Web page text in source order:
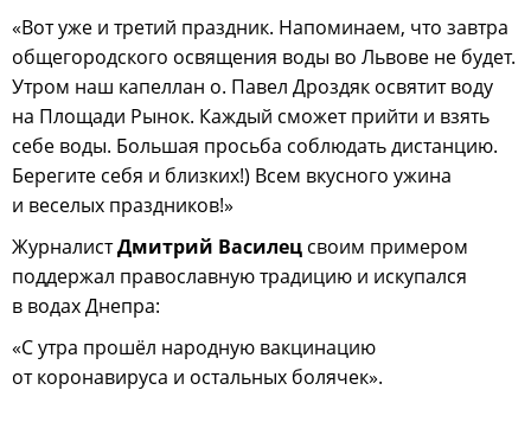
«Вот уже и третий праздник. Напоминаем, что завтра
общегородского освящения воды во Львове не будет.
Утром наш капеллан о. Павел Дроздяк освятит воду
на Площади Рынок. Каждый сможет прийти и взять
себе воды. Большая просьба соблюдать дистанцию.
Берегите себя и близких!) Всем вкусного ужина
и веселых праздников!»
ЖурналистДмитрий Василец своим примером
поддержал православную традицию и искупался
в водах Днепра:
«С утра прошёл народную вакцинацию
от коронавируса и остальных болячек».